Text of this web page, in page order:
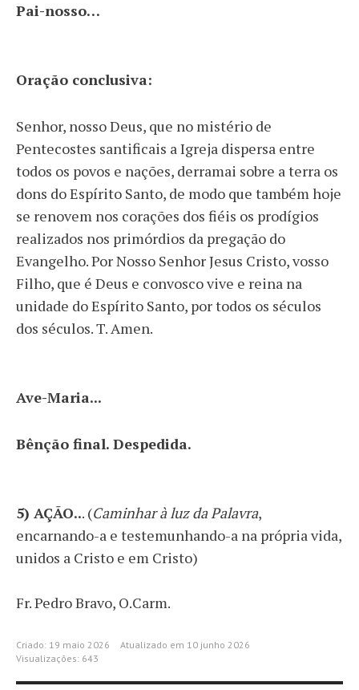
Pai-nosso…
Oração conclusiva:
Senhor, nosso Deus, que no mistério de
Pentecostes santificais a Igreja dispersa entre
todos os povos e nações, derramai sobre a terra os
dons do Espírito Santo, de modo que também hoje
se renovem nos corações dos fiéis os prodígios
realizados nos primórdios da pregação do
Evangelho. Por Nosso Senhor Jesus Cristo, vosso
Filho, que é Deus e convosco vive e reina na
unidade do Espírito Santo, por todos os séculos
dos séculos. T. Amen.
Ave-Maria...
Bênção final. Despedida.
5) AÇÃO... (Caminhar à luz da Palavra,
encarnando-a e testemunhando-a na própria vida,
unidos a Cristo e em Cristo)
Fr. Pedro Bravo, O.Carm.
Criado: 19 maio 2026
Atualizado em 10 junho 2026
Visualizações: 643